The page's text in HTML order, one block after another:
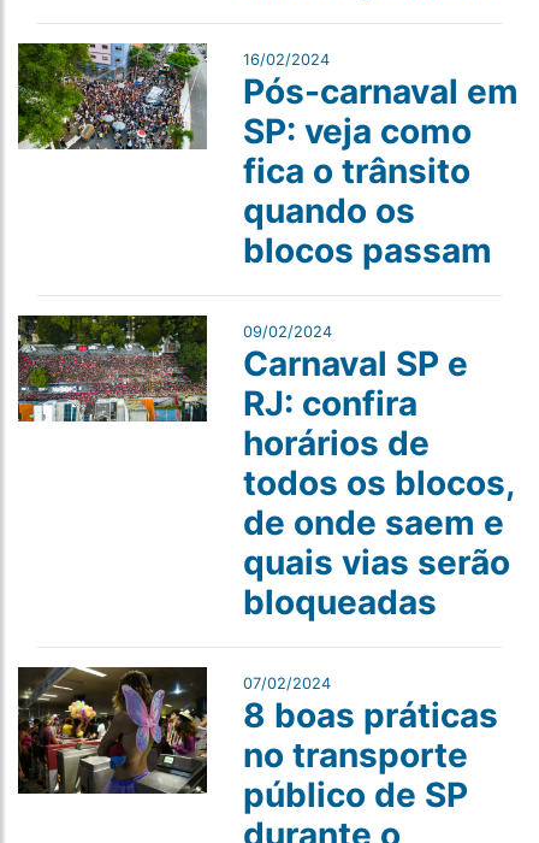
16/02/2024
Pós-carnaval em
SP: veja como
fica o trânsito
quando os
blocos passam
09/02/2024
Carnaval SP e
RJ: confira
horários de
todos os blocos,
de onde saem e
quais vias serão
bloqueadas
07/02/2024
8 boas práticas
no transporte
público de SP
durante o